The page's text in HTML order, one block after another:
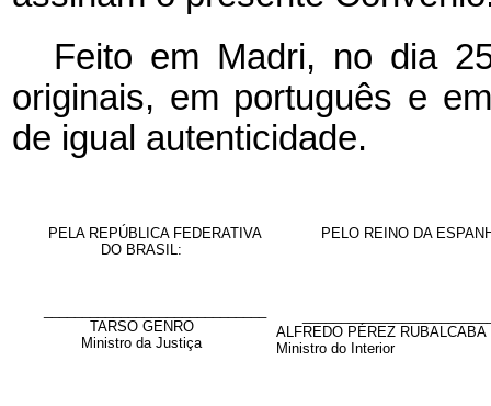
Feito em Madri, no dia
originais, em português e
de igual autenticidade.
PELA REPÚBLICA FEDERATIVA
DO BRASIL:
TARSO GENRO
Ministro da Justiça
PELO REINO DA
ALFREDO PÉREZ RUBALCABA
Ministro do Interior